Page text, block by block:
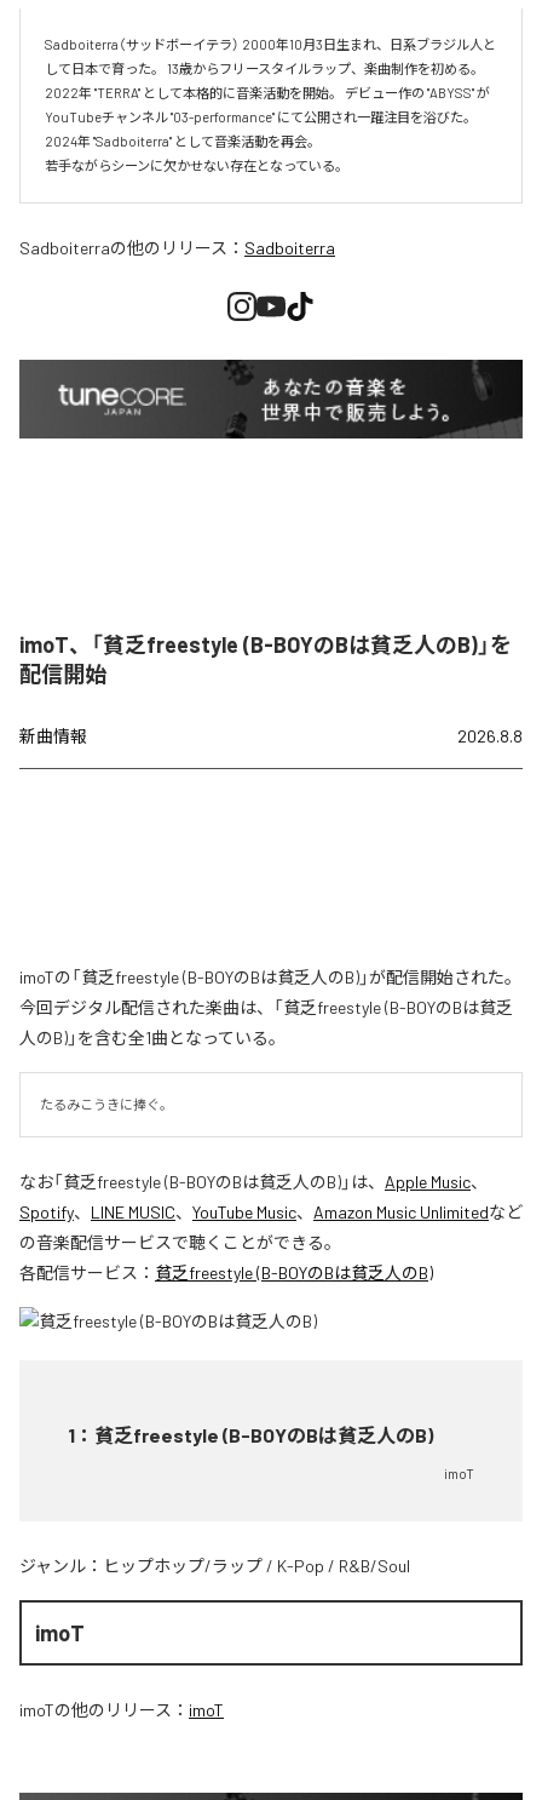
Sadboiterra（サッドボーイテラ） 2000年10月3日生まれ、日系ブラジル人と
して日本で育った。 13歳からフリースタイルラップ、楽曲制作を初める。
2022年 "TERRA" として本格的に音楽活動を開始。 デビュー作の "ABYSS" が
YouTubeチャンネル "03-performance" にて公開され一躍注目を浴びた。
2024年 "Sadboiterra" として音楽活動を再会。
若手ながらシーンに欠かせない存在となっている。
Sadboiterraの他のリリース： Sadboiterra
imoT、「貧乏freestyle (B-BOYのBは貧乏人のB)」を
配信開始
新曲情報 2026.8.8
imoTの「貧乏freestyle (B-BOYのBは貧乏人のB)」が配信開始された。
今回デジタル配信された楽曲は、「貧乏freestyle (B-BOYのBは貧乏
人のB)」を含む全1曲となっている。
たるみこうきに捧ぐ。
なお「貧乏freestyle (B-BOYのBは貧乏人のB)」は、 Apple Music、
Spotify、 LINE MUSIC、 YouTube Music、 Amazon Music Unlimitedなど
の音楽配信サービスで聴くことができる。
各配信サービス： 貧乏freestyle (B-BOYのBは貧乏人のB)
1 ： 貧乏freestyle (B-BOYのBは貧乏人のB)
imoT
ジャンル： ヒップホップ/ラップ / K-Pop / R&B/Soul
imoT
imoTの他のリリース： imoT